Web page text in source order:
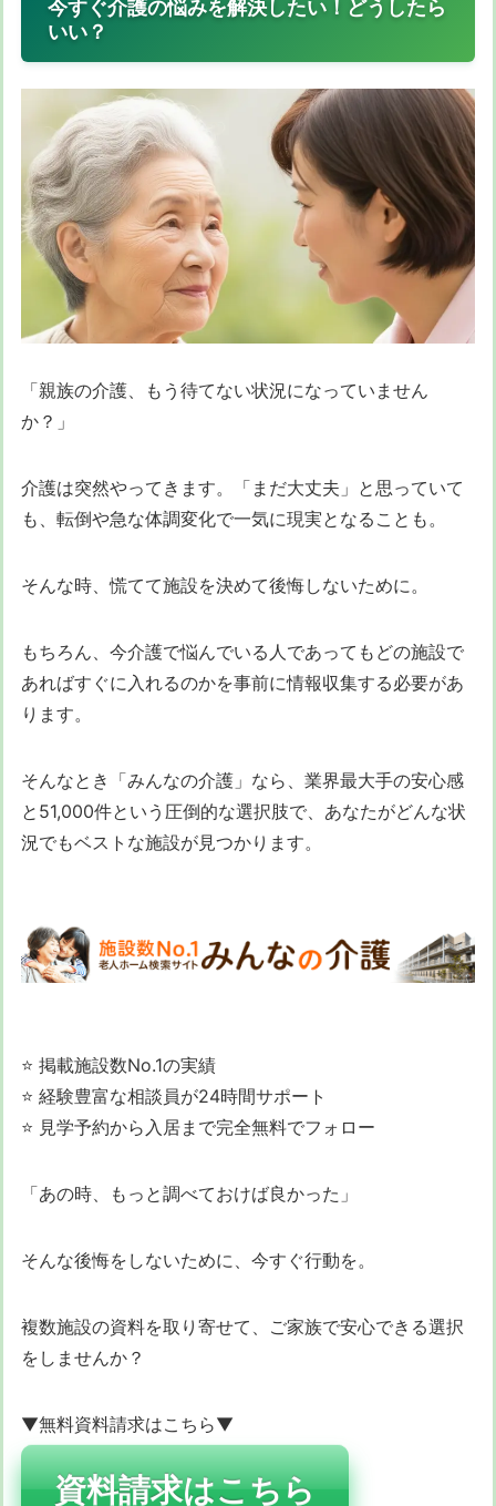
今すぐ介護の悩みを解決したい！どうしたら
いい？
「親族の介護、もう待てない状況になっていません
か？」
介護は突然やってきます。「まだ大丈夫」と思っていて
も、転倒や急な体調変化で一気に現実となることも。
そんな時、慌てて施設を決めて後悔しないために。
もちろん、今介護で悩んでいる人であってもどの施設で
あればすぐに入れるのかを事前に情報収集する必要があ
ります。
そんなとき「みんなの介護」なら、業界最大手の安心感
と51,000件という圧倒的な選択肢で、あなたがどんな状
況でもベストな施設が見つかります。
⭐ 掲載施設数No.1の実績
⭐ 経験豊富な相談員が24時間サポート
⭐ 見学予約から入居まで完全無料でフォロー
「あの時、もっと調べておけば良かった」
そんな後悔をしないために、今すぐ行動を。
複数施設の資料を取り寄せて、ご家族で安心できる選択
をしませんか？
▼無料資料請求はこちら▼
資料請求はこちら